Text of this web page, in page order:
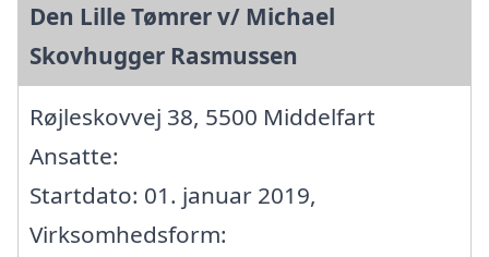
Den Lille Tømrer v/ Michael
Skovhugger Rasmussen
Røjleskovvej 38, 5500 Middelfart
Ansatte:
Startdato: 01. januar 2019,
Virksomhedsform: